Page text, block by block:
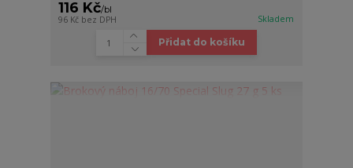
116 Kč/bl
96 Kč bez DPH Skladem
Přidat do košíku